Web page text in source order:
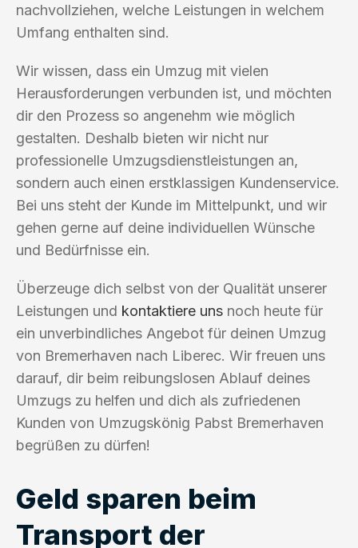
nachvollziehen, welche Leistungen in welchem
Umfang enthalten sind.
Wir wissen, dass ein Umzug mit vielen
Herausforderungen verbunden ist, und möchten
dir den Prozess so angenehm wie möglich
gestalten. Deshalb bieten wir nicht nur
professionelle Umzugsdienstleistungen an,
sondern auch einen erstklassigen Kundenservice.
Bei uns steht der Kunde im Mittelpunkt, und wir
gehen gerne auf deine individuellen Wünsche
und Bedürfnisse ein.
Überzeuge dich selbst von der Qualität unserer
Leistungen und kontaktiere uns noch heute für
ein unverbindliches Angebot für deinen Umzug
von Bremerhaven nach Liberec. Wir freuen uns
darauf, dir beim reibungslosen Ablauf deines
Umzugs zu helfen und dich als zufriedenen
Kunden von Umzugskönig Pabst Bremerhaven
begrüßen zu dürfen!
Geld sparen beim
Transport der